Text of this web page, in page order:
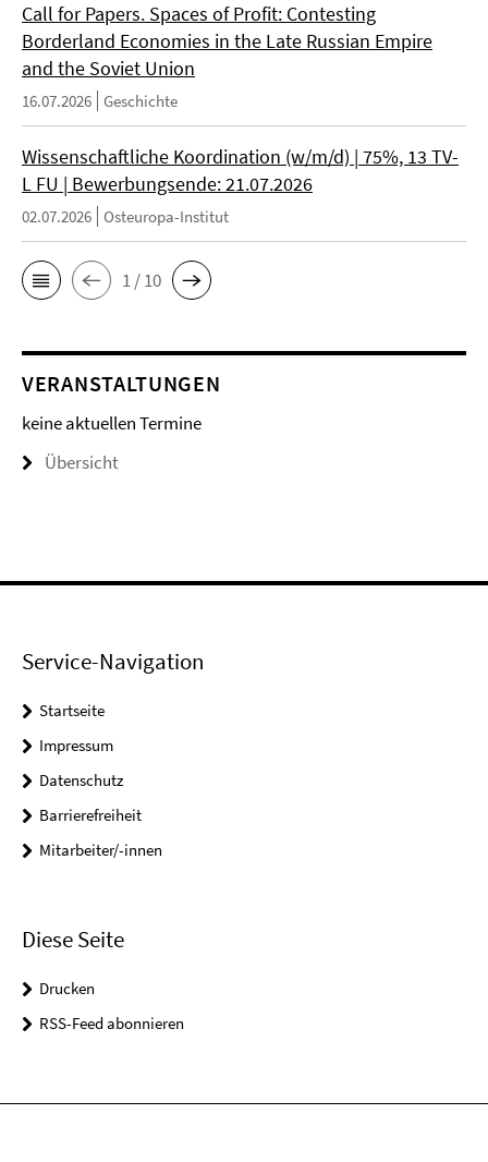
Call for Papers. Spaces of Profit: Contesting
Borderland Economies in the Late Russian Empire
and the Soviet Union
16.07.2026 Geschichte
Wissenschaftliche Koordination (w/m/d) | 75%, 13 TV-
L FU | Bewerbungsende: 21.07.2026
02.07.2026 Osteuropa-Institut
1 / 10
VERANSTALTUNGEN
keine aktuellen Termine
Übersicht
Service-Navigation
Startseite
Impressum
Datenschutz
Barrierefreiheit
Mitarbeiter/-innen
Diese Seite
Drucken
RSS-Feed abonnieren